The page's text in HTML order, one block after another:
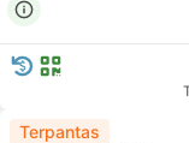
Terpantas